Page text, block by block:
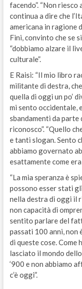
facendo”. “Non riesco
continua a dire che
americana in ragione
Fini, convinto che se
“dobbiamo alzare il
culturale”.
E Raisi: “Il mio libro
militante di destra,
quella di oggi un po’
mi sento occidentale,
sbandamenti da
riconosco”. “Quello
e tanti slogan. Sento
abbiamo governato
esattamente come era
“La mia speranza è
possono esser stati
nella destra di oggi il
non capacità di
sentito parlare del
passati 100 anni, non
di queste cose. Come
lasciato il mondo
‘900 e non abbiamo
c’è oggi”.